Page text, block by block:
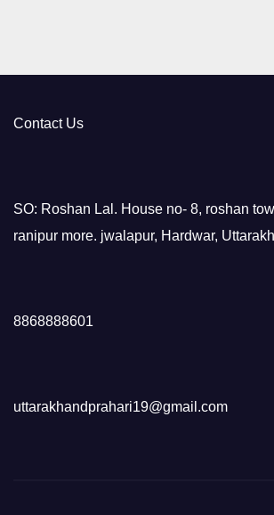
Contact Us
SO: Roshan Lal. House no- 8, roshan
ranipur more. jwalapur, Hardwar,
8868888601
uttarakhandprahari19@gmail.com